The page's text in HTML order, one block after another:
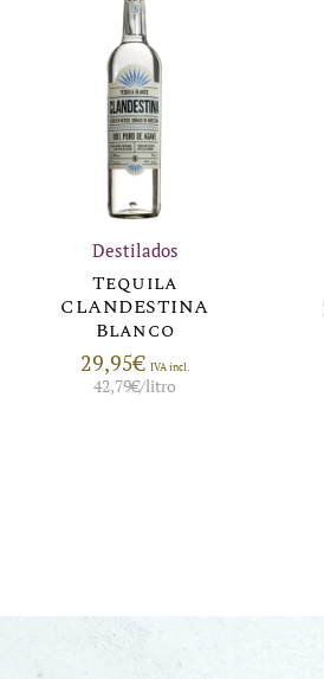
Destilados
Tequila
CLANDESTINA
Blanco
29,95€ IVA incl.
42,79€/litro